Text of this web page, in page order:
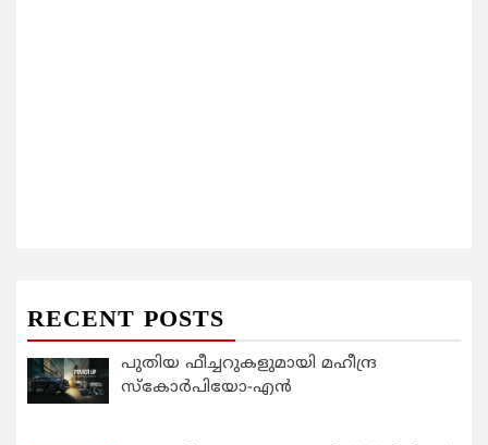
RECENT POSTS
പുതിയ ഫീച്ചറുകളുമായി മഹീന്ദ്ര
സ്കോർപിയോ-എൻ